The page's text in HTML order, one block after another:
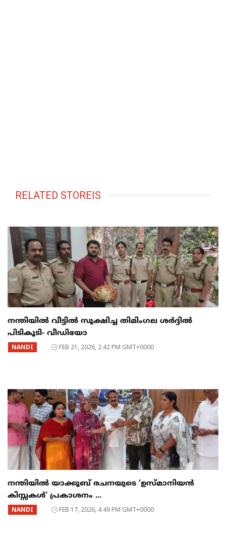
RELATED STOREIS
നന്തിയിൽ വീട്ടിൽ സൂക്ഷിച്ച തിമിംഗല ശർദ്ദിൽ
പിടികൂടി- വീഡിയോ
NANDI FEB 21, 2026, 2:42 PM GMT+0000
നന്തിയിൽ യാക്കൂബ് രചനയുടെ ‘ഉസ്മാനിയൻ
കിസ്സകൾ’ പ്രകാശനം ...
NANDI FEB 17, 2026, 4:49 PM GMT+0000